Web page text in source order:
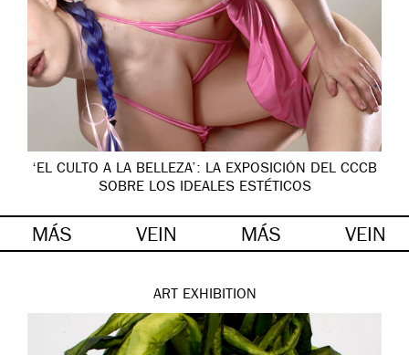
‘EL CULTO A LA BELLEZA’: LA EXPOSICIÓN DEL CCCB
SOBRE LOS IDEALES ESTÉTICOS
MÁS VEIN MÁS VEIN
ART EXHIBITION